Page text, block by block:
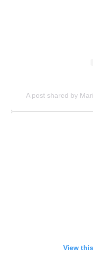
A post shared by
View